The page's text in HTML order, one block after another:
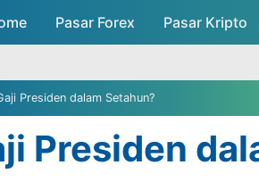
Skip to
Pasar Forex Pasar Kripto
Presiden dalam Setahun?
Presiden